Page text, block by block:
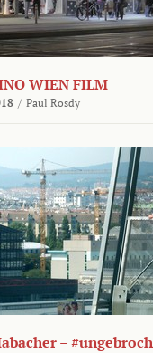
WIEN FILM
/ Paul Rosdy
–